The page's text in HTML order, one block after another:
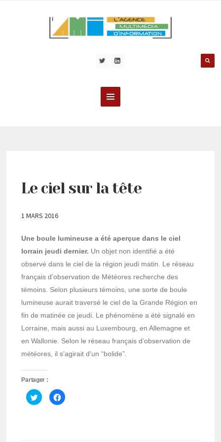
Le ciel sur la tête
1 MARS 2016
Une boule lumineuse a été aperçue dans le ciel
lorrain jeudi dernier. Un objet non identifié a été
observé dans le ciel de la région jeudi matin. Le réseau
français d’observation de Météores recherche des
témoins. Selon plusieurs témoins, une sorte de boule
lumineuse aurait traversé le ciel de la Grande Région en
fin de matinée ce jeudi. Le phénomène a été signalé en
Lorraine, mais aussi au Luxembourg, en Allemagne et
en Wallonie. Selon le réseau français d’observation de
météores, il s’agirait d’un “bolide”.
Partager :
Cliquez
pour
partager
Cliquez
pour